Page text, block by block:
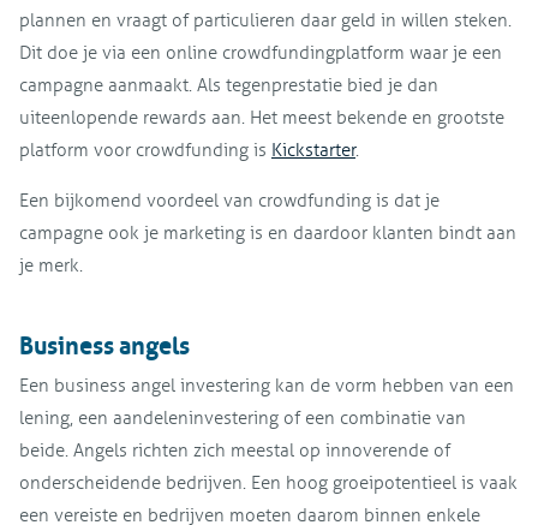
plannen en vraagt of particulieren daar geld in willen steken.
Dit doe je via een online crowdfundingplatform waar je een
campagne aanmaakt. Als tegenprestatie bied je dan
uiteenlopende rewards aan. Het meest bekende en grootste
platform voor crowdfunding is Kickstarter.
Een bijkomend voordeel van crowdfunding is dat je
campagne ook je marketing is en daardoor klanten bindt aan
je merk.
Business angels
Een business angel investering kan de vorm hebben van een
lening, een aandeleninvestering of een combinatie van
beide. Angels richten zich meestal op innoverende of
onderscheidende bedrijven. Een hoog groeipotentieel is vaak
een vereiste en bedrijven moeten daarom binnen enkele